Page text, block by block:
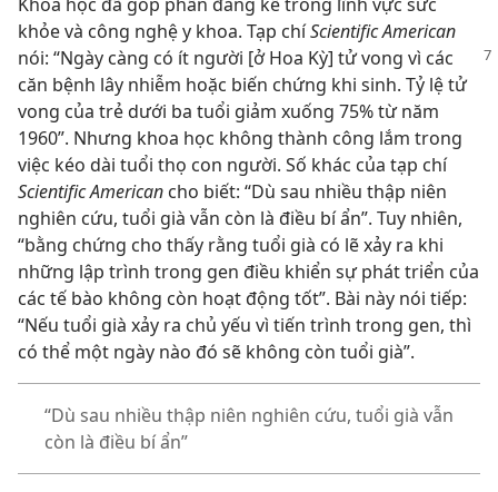
khỏe và công nghệ y khoa. Tạp chíScientific American
nói: “Ngày càng có ít người [ở Hoa Kỳ] tử vong vì các
căn bệnh lây nhiễm hoặc biến chứng khi sinh. Tỷ lệ tử
vong của trẻ dưới ba tuổi giảm xuống 75% từ năm
1960”. Nhưng khoa học không thành công lắm trong
việc kéo dài tuổi thọ con người. Số khác của tạp chí
Scientific American cho biết: “Dù sau nhiều thập niên
nghiên cứu, tuổi già vẫn còn là điều bí ẩn”. Tuy nhiên,
“bằng chứng cho thấy rằng tuổi già có lẽ xảy ra khi
những lập trình trong gen điều khiển sự phát triển của
các tế bào không còn hoạt động tốt”. Bài này nói tiếp:
“Nếu tuổi già xảy ra chủ yếu vì tiến trình trong gen, thì
có thể một ngày nào đó sẽ không còn tuổi già”.
“Dù sau nhiều thập niên nghiên cứu, tuổi già vẫn
còn là điều bí ẩn”